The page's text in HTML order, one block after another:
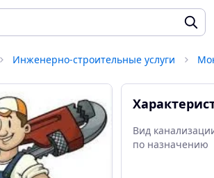
Инженерно-строительные услуги
Вид
по назначению